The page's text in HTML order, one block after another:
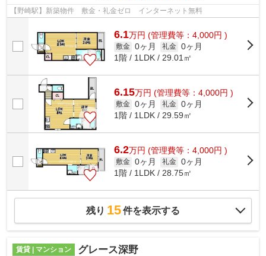
【野崎駅】新築物件 敷金・礼金ゼロ インターネット無料
6.1万円 (管理費等：4,000円 )
敷金 0ヶ月 礼金 0ヶ月
1階 / 1LDK / 29.01㎡
6.15万円 (管理費等：4,000円 )
敷金 0ヶ月 礼金 0ヶ月
1階 / 1LDK / 29.59㎡
6.2万円 (管理費等：4,000円 )
敷金 0ヶ月 礼金 0ヶ月
1階 / 1LDK / 28.75㎡
残り 15件を表示する
賃貸 | マンション グレース深野